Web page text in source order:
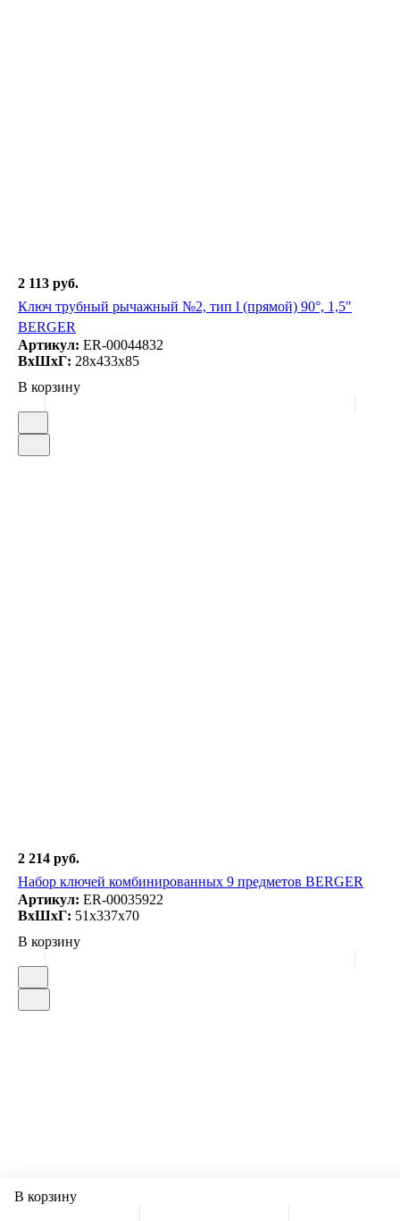
В корзину
2 113 руб.
Ключ трубный рычажный №2, тип l (прямой) 90°, 1,5"
BERGER
Артикул: ER-00044832
ВxШxГ: 28x433x85
В корзину
2 214 руб.
Набор ключей комбинированных 9 предметов BERGER
Артикул: ER-00035922
ВxШxГ: 51x337x70
В корзину